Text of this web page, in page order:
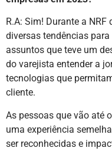
R.A: Sim! Durante a
diversas tendências
assuntos que teve um
do varejista entender a
tecnologias que
cliente.
As pessoas que vão até
uma experiência
ser reconhecidas e